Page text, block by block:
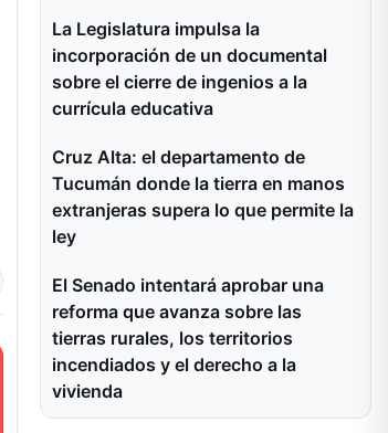
La Legislatura impulsa la
incorporación de un documental
sobre el cierre de ingenios a la
currícula educativa
Cruz Alta: el departamento de
Tucumán donde la tierra en manos
extranjeras supera lo que permite la
ley
El Senado intentará aprobar una
reforma que avanza sobre las
tierras rurales, los territorios
incendiados y el derecho a la
vivienda